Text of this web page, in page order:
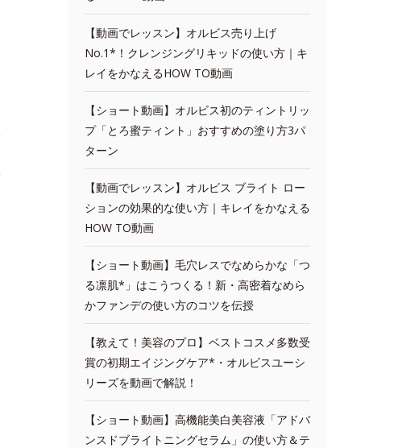
【動画でレッスン】オルビス売り上げ
No.1*！クレンジングリキッドの使い方｜キ
レイをかなえるHOW TO動画
【ショート動画】オルビス初のティントリッ
プ「とろ蜜ティント」おすすめの塗り方3パ
ターン
【動画でレッスン】オルビス ブライト ロー
ションの効果的な使い方｜キレイをかなえる
HOW TO動画
【ショート動画】毛穴レスでなめらかな「つ
る凛肌*」はこうつくる！新・高密着なめら
かファンデの使い方のコツを伝授
【教えて！美容のプロ】ベストコスメ多数受
賞の初期エイジングケア*・オルビスユーシ
リーズを動画で解説！
【ショート動画】高機能美白美容液「アドバ
ンスドブライトニングセラム」の使い方＆テ